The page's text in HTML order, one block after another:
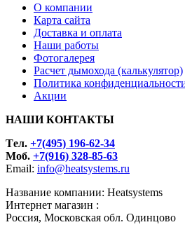
О компании
Карта сайта
Доставка и оплата
Наши работы
Фотогалерея
Расчет дымохода (калькулятор)
Политика
Акции
НАШИ КОНТАКТЫ
Tел. +7(495) 196-62-34
Моб. +7(916) 328-85-63
Email: info@heatsystems.ru
Название компании: Heatsystems
Интернет магазин :
Россия, Московская обл. Одинцово